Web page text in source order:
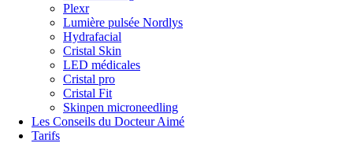
Plexr
Lumière pulsée Nordlys
Hydrafacial
Cristal Skin
LED médicales
Cristal pro
Cristal Fit
Skinpen microneedling
Les Conseils du Docteur Aimé
Tarifs